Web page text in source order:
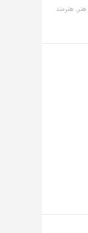
هنر, هنرمند